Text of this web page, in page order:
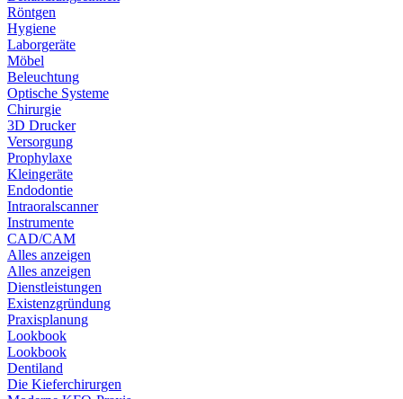
Röntgen
Hygiene
Laborgeräte
Möbel
Beleuchtung
Optische Systeme
Chirurgie
3D Drucker
Versorgung
Prophylaxe
Kleingeräte
Endodontie
Intraoralscanner
Instrumente
CAD/CAM
Alles anzeigen
Alles anzeigen
Dienstleistungen
Existenzgründung
Praxisplanung
Lookbook
Lookbook
Dentiland
Die Kieferchirurgen